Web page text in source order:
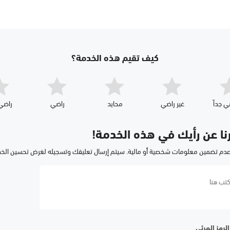
كيف تقيم هذه الخدمة؟
جداّ غير راضي محايد راضي
عن رأيك في هذه الخدمة!
تضمين معلومات شخصية أو مالية. سيتم إرسال تعليقك وتسجيله لغرض تحسين